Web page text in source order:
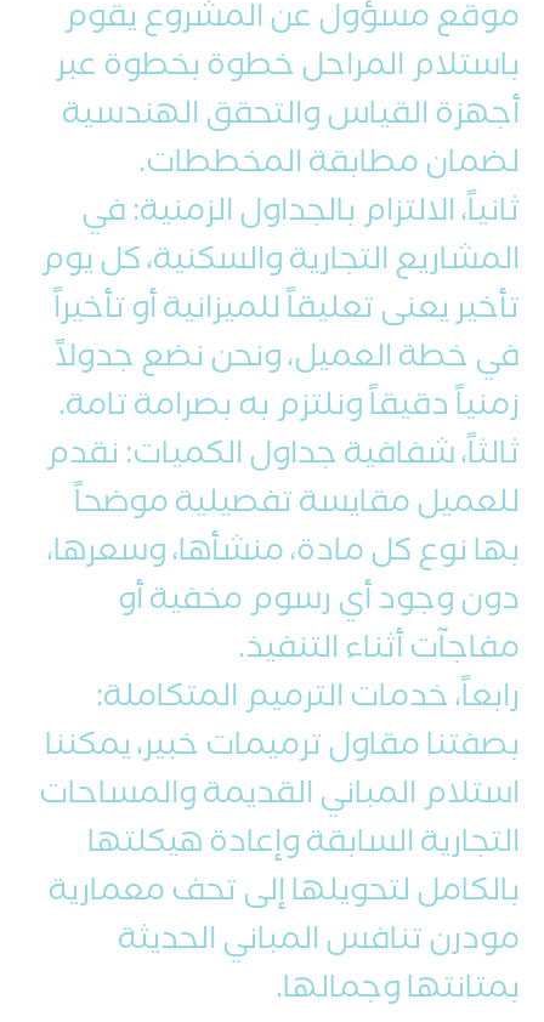
موقع مسؤول عن المشروع يقوم
باستلام المراحل خطوة بخطوة عبر
أجهزة القياس والتحقق الهندسية
لضمان مطابقة المخططات.
ثانياً، الالتزام بالجداول الزمنية: في
المشاريع التجارية والسكنية، كل يوم
تأخير يعنى تعليقاً للميزانية أو تأخيراً
في خطة العميل، ونحن نضع جدولاً
زمنياً دقيقاً ونلتزم به بصرامة تامة.
ثالثاً، شفافية جداول الكميات: نقدم
للعميل مقايسة تفصيلية موضحاً
بها نوع كل مادة، منشأها، وسعرها،
دون وجود أي رسوم مخفية أو
مفاجآت أثناء التنفيذ.
رابعاً، خدمات الترميم المتكاملة:
بصفتنا مقاول ترميمات خبير، يمكننا
استلام المباني القديمة والمساحات
التجارية السابقة وإعادة هيكلتها
بالكامل لتحويلها إلى تحف معمارية
مودرن تنافس المباني الحديثة
بمتانتها وجمالها.